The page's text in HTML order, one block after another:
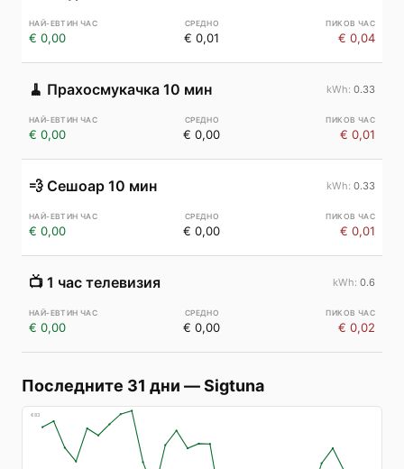
€ 0,00 € 0,01 € 0,04
🧹 Прахосмукачка 10 мин 0.33
€ 0,00 € 0,00 € 0,01
💨 Сешоар 10 мин 0.33
€ 0,00 € 0,00 € 0,01
📺 1 час телевизия 0.6
€ 0,00 € 0,00 € 0,02
Последните 31 дни —Sigtuna
€83